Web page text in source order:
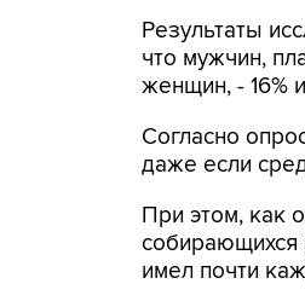
Результаты
что мужчин,
женщин, - 16%
Согласно
даже если
При этом, как
собирающихся
имел почти